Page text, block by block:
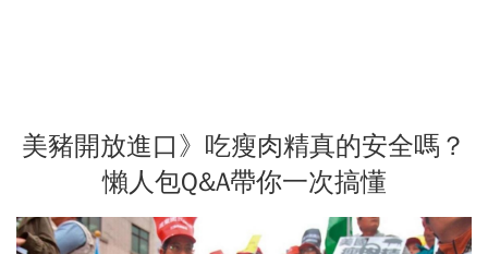
美豬開放進口》吃瘦肉精真的安全嗎？
懶人包Q&A帶你一次搞懂